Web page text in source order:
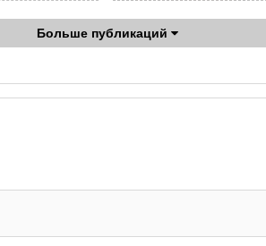
Больше публикаций